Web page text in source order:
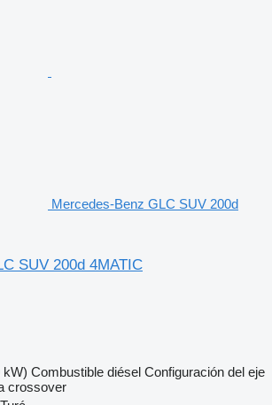
Mercedes-Benz GLC SUV 200d
SUV 200d 4MATIC
kW) Combustible diésel Configuración del eje
crossover